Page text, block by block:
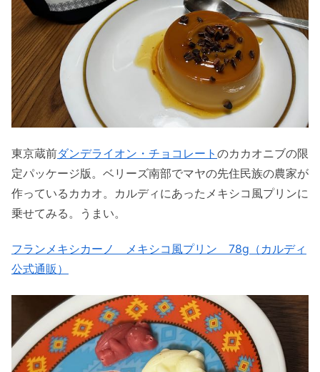
東京蔵前ダンデライオン・チョコレート のカカオニブの限
定パッケージ版。ベリーズ南部でマヤの先住民族の農家が
作っているカカオ。カルディにあったメキシコ風プリンに
乗せてみる。うまい。
フランメキシカーノ メキシコ風プリン 78g（カルディ
公式通販）